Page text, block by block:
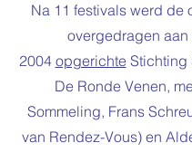
Na 11 festivals werd de
overgedragen aan
2004 opgerichte Stichting
De Ronde Venen,
Sommeling, Frans
van Rendez-Vous) en